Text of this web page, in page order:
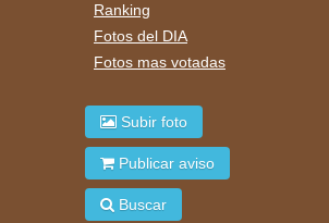
Ranking
Fotos del DIA
Fotos mas votadas
Subir foto
Publicar aviso
Buscar